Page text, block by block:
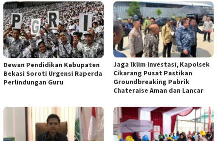
Dewan Pendidikan Kabupaten
Bekasi Soroti Urgensi Raperda
Perlindungan Guru
Jaga Iklim Investasi, Kapolsek
Cikarang Pusat Pastikan
Groundbreaking Pabrik
Chateraise Aman dan Lancar